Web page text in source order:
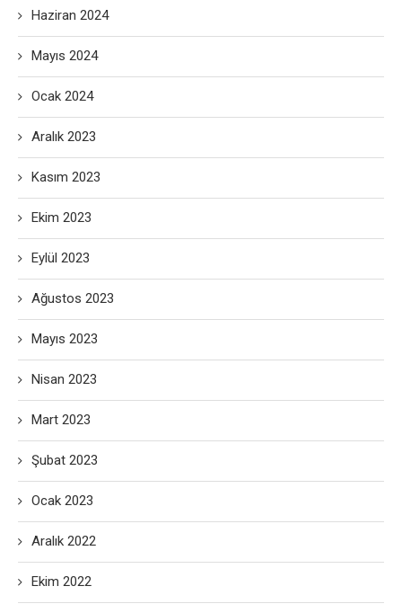
Haziran 2024
Mayıs 2024
Ocak 2024
Aralık 2023
Kasım 2023
Ekim 2023
Eylül 2023
Ağustos 2023
Mayıs 2023
Nisan 2023
Mart 2023
Şubat 2023
Ocak 2023
Aralık 2022
Ekim 2022